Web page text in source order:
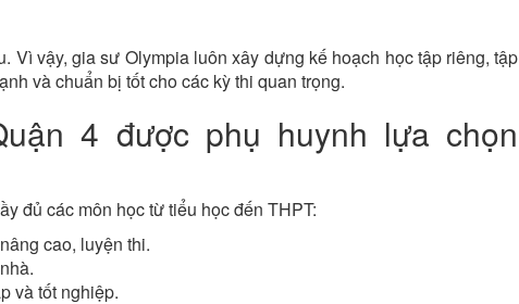
Vì vậy, gia sư Olympia luôn xây dựng kế hoạch học tập riêng, tập
và chuẩn bị tốt cho các kỳ thi quan trọng.
4 được phụ huynh lựa chọn
đủ các môn học từ tiểu học đến THPT:
cao, luyện thi.
và tốt nghiệp.